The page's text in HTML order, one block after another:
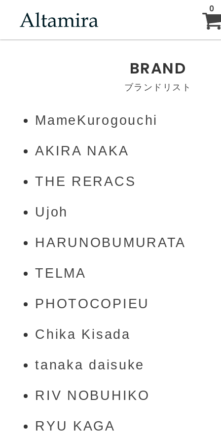
0
ABOUT
BRAND
ブランドリスト
MameKurogouchi
AKIRA NAKA
THE RERACS
Ujoh
HARUNOBUMURATA
TELMA
PHOTOCOPIEU
Chika Kisada
tanaka daisuke
RIV NOBUHIKO
RYU KAGA